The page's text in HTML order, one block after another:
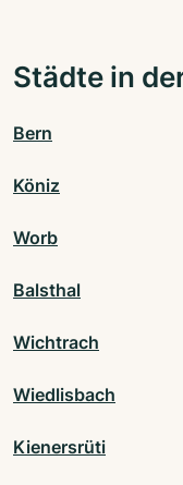
Städte in
Bern
Köniz
Worb
Balsthal
Wichtrach
Wiedlisbach
Kienersrüti